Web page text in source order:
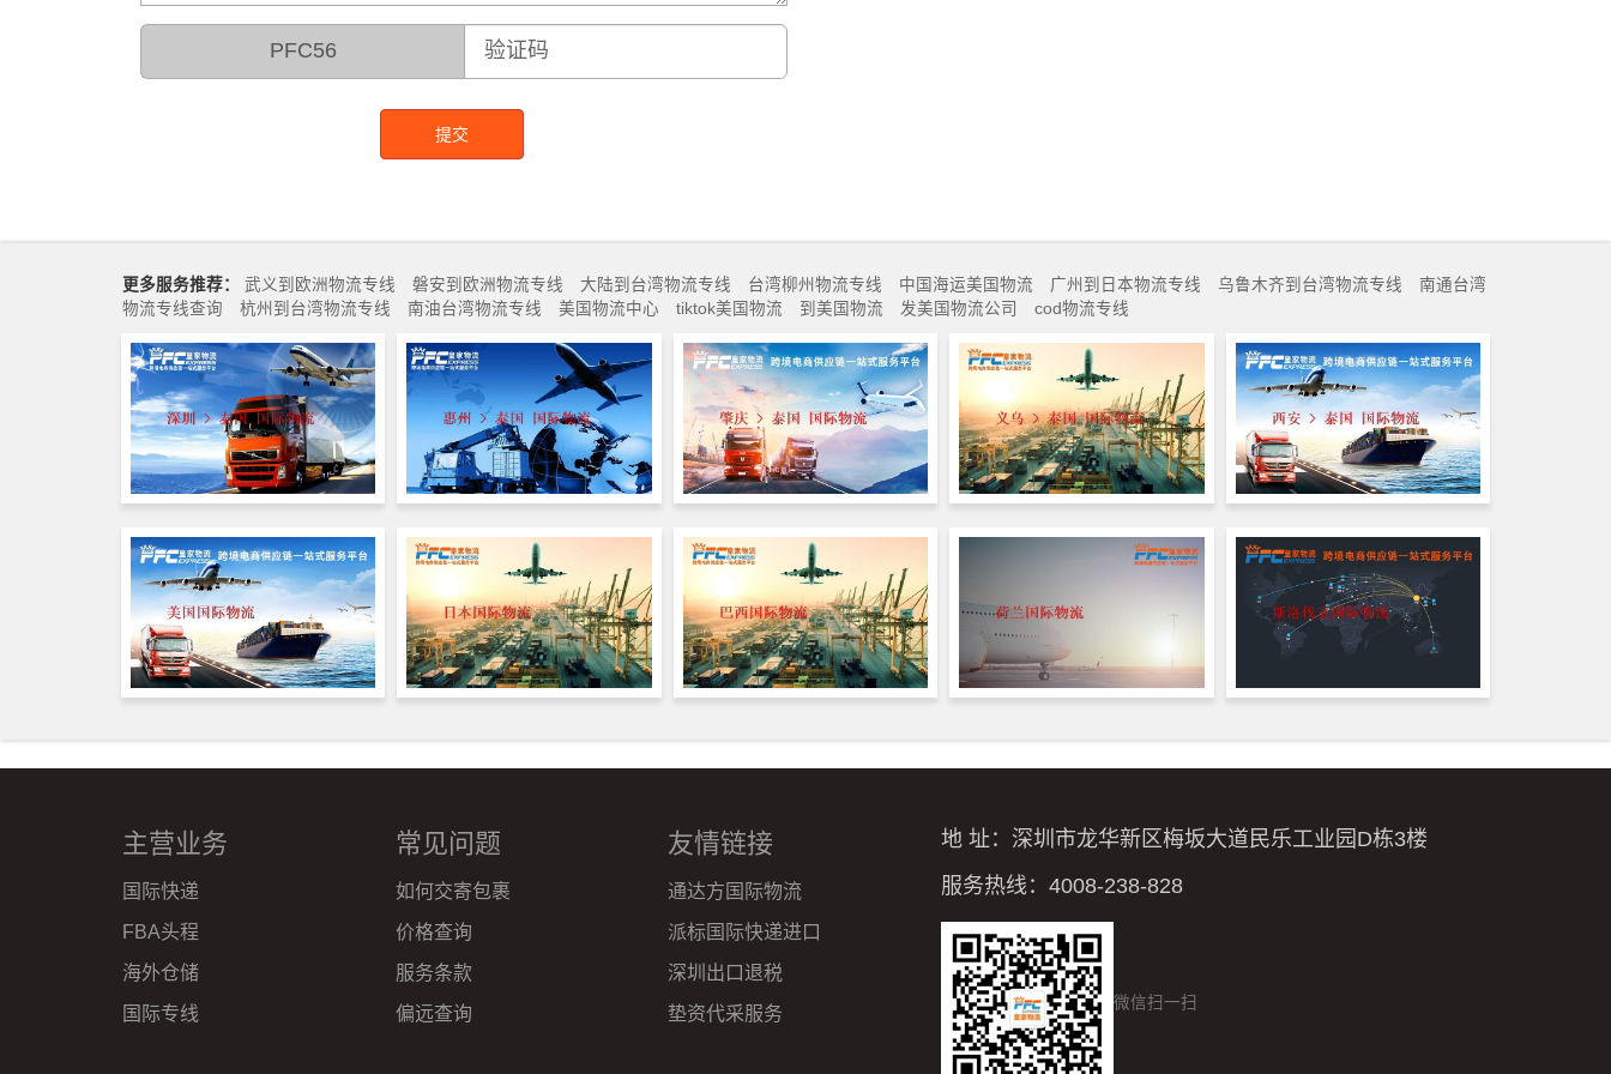
PFC56
提交
更多服务推荐： 武义到欧洲物流专线 磐安到欧洲物流专线 大陆到台湾物流专线 台湾柳州物流专线 中国海运美国物流 广州到日本物流专线 乌鲁木齐到台湾物流专线
南通台湾
物流专线查询
杭州到台湾物流专线 南油台湾物流专线 美国物流中心 tiktok美国物流 到美国物流 发美国物流公司 cod物流专线
地 址：深圳市龙华新区梅坂大道民乐工业园D栋3楼
服务热线：4008-238-828
微信扫一扫
主营业务
国际快递
FBA头程
海外仓储
国际专线
常见问题
如何交寄包裹
价格查询
服务条款
偏远查询
友情链接
通达方国际物流
派标国际快递进口
深圳出口退税
垫资代采服务